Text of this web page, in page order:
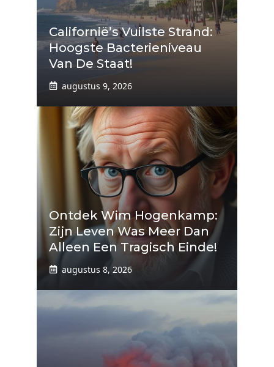
Californië’s Vuilste Strand:
Hoogste Bacterieniveau
Van De Staat!
augustus 9, 2026
Ontdek Wim Hogenkamp:
Zijn Leven Was Meer Dan
Alleen Een Tragisch Einde!
augustus 8, 2026